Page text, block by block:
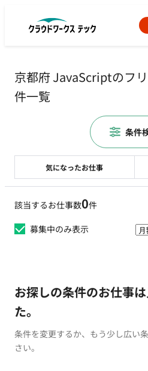
京都府 JavaScriptのフ
件一覧
該当するお仕事数0件
募集中のみ表示
お探しの条件のお仕事
た。
条件を変更するか、もう少し広い
さい。
気になったお仕事
条件